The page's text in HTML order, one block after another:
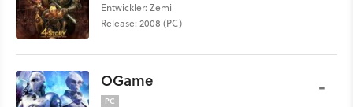
Entwickler: Zemi
Release: 2008 (PC)
OGame
PC
-